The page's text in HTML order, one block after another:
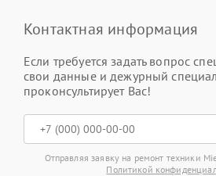
Контактная информация
Если требуется задать вопрос
свои данные и дежурный
проконсультирует Вас!
Отправляя заявку на ремонт техники
Политикой